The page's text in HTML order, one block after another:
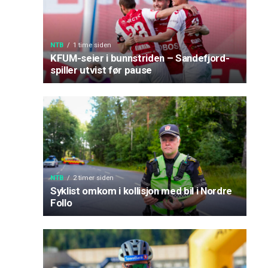
NTB 1 time siden
KFUM-seier i bunnstriden – Sandefjord-
spiller utvist før pause
NTB 2 timer siden
Syklist omkom i kollisjon med bil i Nordre
Follo